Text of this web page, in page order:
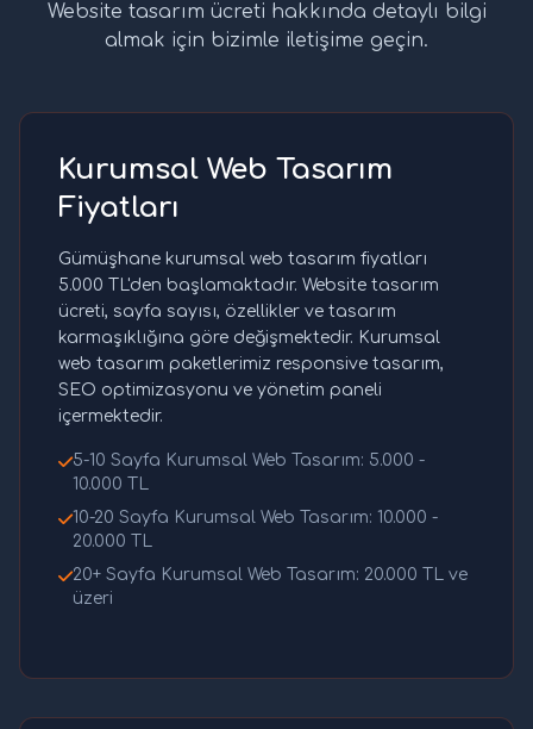
Website tasarım ücreti hakkında detaylı bilgi
almak için bizimle iletişime geçin.
Kurumsal Web Tasarım
Fiyatları
Gümüşhane kurumsal web tasarım fiyatları
5.000 TL'den başlamaktadır. Website tasarım
ücreti, sayfa sayısı, özellikler ve tasarım
karmaşıklığına göre değişmektedir. Kurumsal
web tasarım paketlerimiz responsive tasarım,
SEO optimizasyonu ve yönetim paneli
içermektedir.
5-10 Sayfa Kurumsal Web Tasarım: 5.000 -
10.000 TL
10-20 Sayfa Kurumsal Web Tasarım: 10.000 -
20.000 TL
20+ Sayfa Kurumsal Web Tasarım: 20.000 TL ve
üzeri